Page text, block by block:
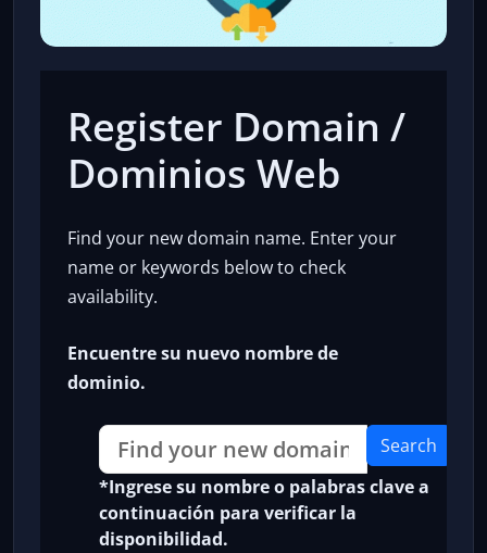
Register Domain /
Dominios Web
Find your new domain name. Enter your
name or keywords below to check
availability.
Encuentre su nuevo nombre de
dominio.
Search
*Ingrese su nombre o palabras clave a
continuación para verificar la
disponibilidad.